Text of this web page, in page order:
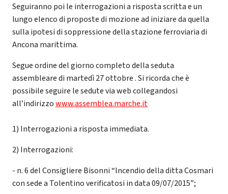
Seguiranno poi le interrogazioni a risposta scritta e un
lungo elenco di proposte di mozione ad iniziare da quella
sulla ipotesi di soppressione della stazione ferroviaria di
Ancona marittima.
Segue ordine del giorno completo della seduta
assembleare di martedì 27 ottobre . Si ricorda che è
possibile seguire le sedute via web collegandosi
all’indirizzowww.assemblea.marche.it
1) Interrogazioni a risposta immediata.
2) Interrogazioni:
- n. 6 del Consigliere Bisonni “Incendio della ditta Cosmari
con sede a Tolentino verificatosi in data 09/07/2015”;